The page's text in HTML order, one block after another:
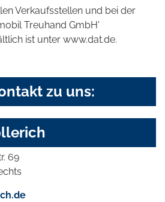
Verkaufsstellen und bei der
Treuhand GmbH'
ist unter www.dat.de.
zu uns:
69